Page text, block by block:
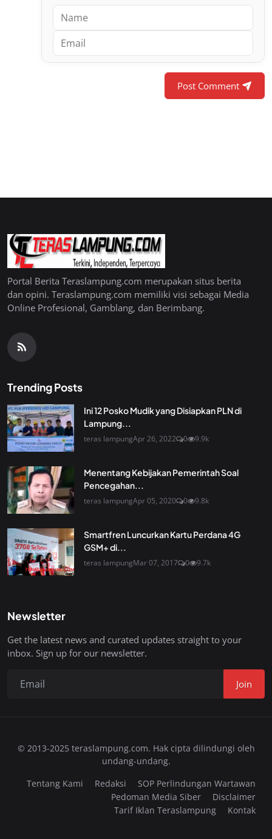
Post Comment
Portal Berita Teraslampung.com merupakan situs berita
dan opini. Teraslampung.com memiliki visi sebagai Media
Online Profesional, Gamblang, dan Berimbang.
Trending Posts
Ini 12 Posko Mudik yang Disiapkan PLN di
Lampung...
teras lampungApr 26, 2022 0 9.9k
Menentang Kebijakan Pemerintah Soal
Pencegahan...
teras lampungApr 05, 2020 0 9.8k
Smartfren Luncurkan Kartu Perdana 4G
GSM+ di...
teras lampungMar 07, 2017 0 9.7k
Newsletter
Get the latest news and curated updates straight to your
inbox. Sign up for our newsletter.
Join
© 2013-2025 teraslampung.com. Hak cipta dilindungi oleh
undang-undang.
Tentang Kami
Redaksi
SOP Perlindungan Wartawan
Pedoman Media Siber
Disclaimer
Tarif Iklan Teraslampung
Kontak